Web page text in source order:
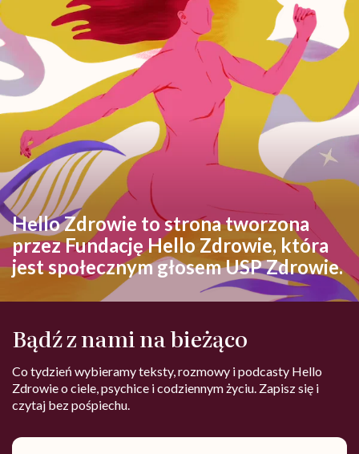
Hello Zdrowie to strona tworzona
przez Fundację Hello Zdrowie, która
jest społecznym głosem USP Zdrowie.
Bądź z nami na bieżąco
Co tydzień wybieramy teksty, rozmowy i podcasty Hello
Zdrowie o ciele, psychice i codziennym życiu. Zapisz się i
czytaj bez pośpiechu.
Adres